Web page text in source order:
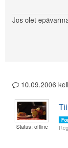
Jos olet
10.09.2006
Status: offline